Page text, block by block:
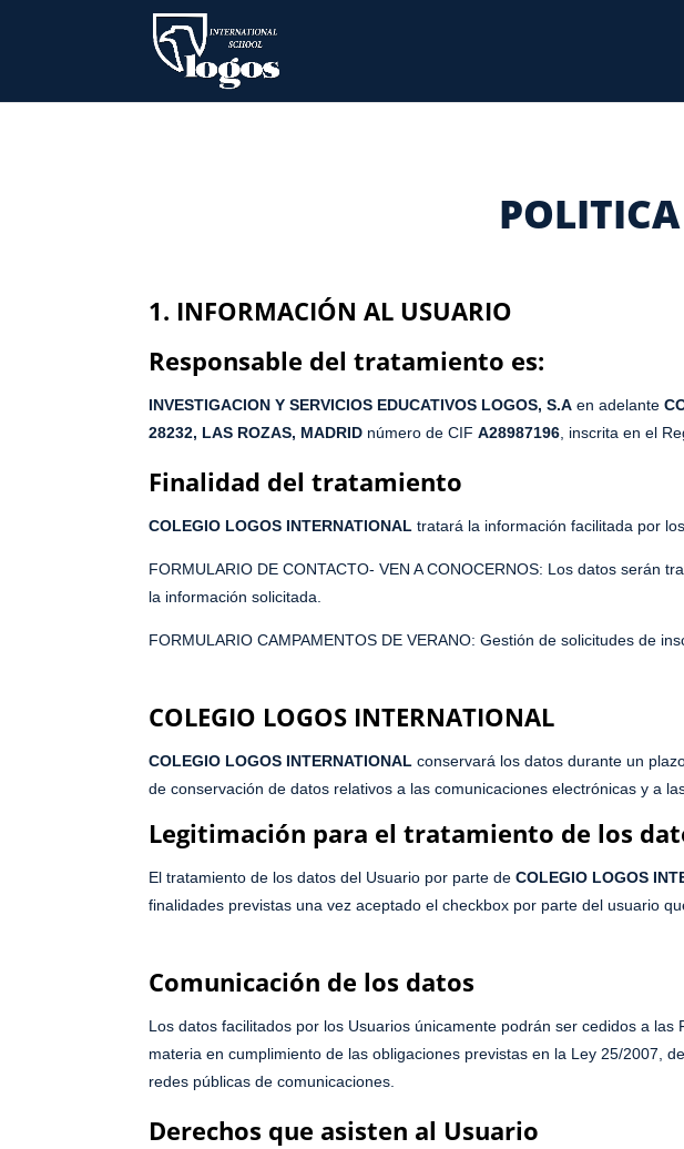
1. INFORMACIÓN AL USUARIO
Responsable del tratamiento es:
INVESTIGACION Y SERVICIOS EDUCATIVOS LOGOS, S.A en adelante
28232, LAS ROZAS, MADRID número de CIFA28987196 , inscrita en el
Finalidad del tratamiento
COLEGIO LOGOS INTERNATIONAL tratará la información facilitada por
FORMULARIO DE CONTACTO- VEN A CONOCERNOS: Los datos
la información solicitada.
FORMULARIO CAMPAMENTOS DE VERANO: Gestión de solicitudes de
COLEGIO LOGOS INTERNATIONAL
COLEGIO LOGOS INTERNATIONAL conservará los datos durante un
de conservación de datos relativos a las comunicaciones electrónicas y a
Legitimación para el tratamiento de los
El tratamiento de los datos del Usuario por parte deCOLEGIO LOGOS
finalidades previstas una vez aceptado el checkbox por parte del usuario
Comunicación de los datos
Los datos facilitados por los Usuarios únicamente podrán ser cedidos a
materia en cumplimiento de las obligaciones previstas en la Ley 25/2007,
redes públicas de comunicaciones.
Derechos que asisten al Usuario